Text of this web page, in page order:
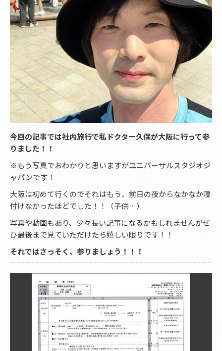
今回の記事では社内旅行で私ドクター久保が大阪に行って参
りました！！
※もう写真でおわかりと思いますがユニバーサルスタジオジ
ャパンです！
大阪は初めて行くのでそれはもう、前日の夜からなかなか寝
付けなかったほどでした！！（子供…）
写真や動画もあり、少々長い記事になるかもしれませんがぜ
ひ最後まで見ていただけたら嬉しい限りです！！
それではさっそく、参りましょう！！！